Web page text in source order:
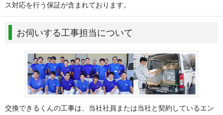
ス対応を行う保証が含まれております。
お伺いする工事担当について
交換できるくんの工事は、当社社員または当社と契約しているエン